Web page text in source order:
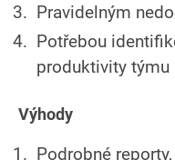
Pravidelným
Potřebou
produktivity týmu
Výhody
Podrobné